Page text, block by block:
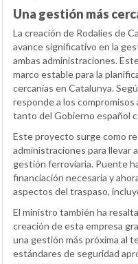
Una gestión más
La creación de Rodalies de
avance significativo en la
ambas administraciones.
marco estable para la
cercanías en Catalunya.
responde a los
tanto del Gobierno español
Este proyecto surge como
administraciones para llevar
gestión ferroviaria. Puente
financiación necesaria y
aspectos del traspaso,
El ministro también ha
creación de esta empresa
una gestión más próxima al
estándares de seguridad